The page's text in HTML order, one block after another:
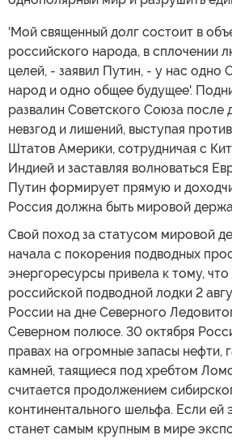
'Мой священный долг состоит в
российского народа, в сплочении
целей, - заявил Путин, - у нас одно
народ и одно общее будущее'.
развалин Советского Союза после
невзгод и лишений, выступая
Штатов Америки, сотрудничая с
Индией и заставляя волноваться
Путин формирует прямую и
Россия должна быть мировой
Свой поход за статусом мировой
начала с покорения подводных
энергоресурсы привела к тому,
российской подводной лодки 2
России на дне Северного
Северном полюсе. 30 октября
правах на огромные запасы нефти,
камней, таящиеся под хребтом
считается продолжением
континентального шельфа. Если ей
станет самым крупным в мире